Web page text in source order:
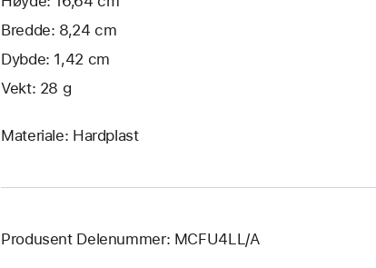
Bredde: 8,24 cm
Dybde: 1,42 cm
Vekt: 28 g
Materiale: Hardplast
Produsent Delenummer: MCFU4LL/A